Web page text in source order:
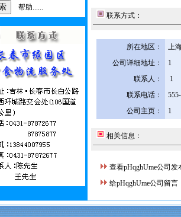
帮助......
联系方式：
所在地区：
上
公司详细地址：
1
联系人：
1
联系电话：
公司主页：
1
相关信息：
查看pHqghUme公司发
给pHqghUme公司留言